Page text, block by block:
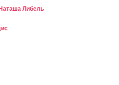
Либель